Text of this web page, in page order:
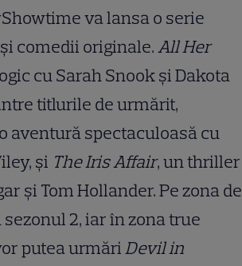
va lansa o serie
comedii originale.All Her
cu Sarah Snook și Dakota
titlurile de urmărit,
aventură spectaculoasă cu
și The Iris Affair, un thriller
și Tom Hollander. Pe zona de
2, iar în zona true
putea urmăriDevil in